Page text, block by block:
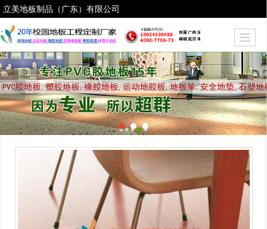
立美地板制品（广东）有限公司